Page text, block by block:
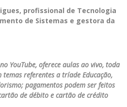
profissional de Tecnologia
de Sistemas e gestora da
YouTube, oferece aulas ao vivo, toda
referentes a tríade Educação,
pagamentos podem ser feitos
de débito e cartão de crédito